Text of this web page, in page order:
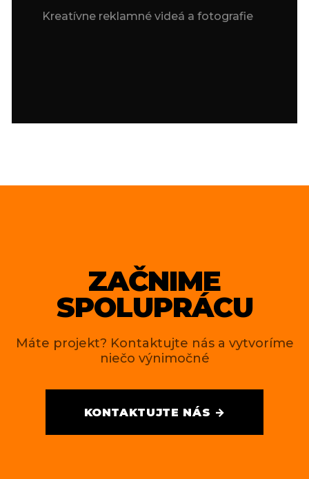
Kreatívne reklamné videá a fotografie
ZAČNIME
SPOLUPRÁCU
Máte projekt? Kontaktujte nás a vytvoríme
niečo výnimočné
KONTAKTUJTE NÁS →